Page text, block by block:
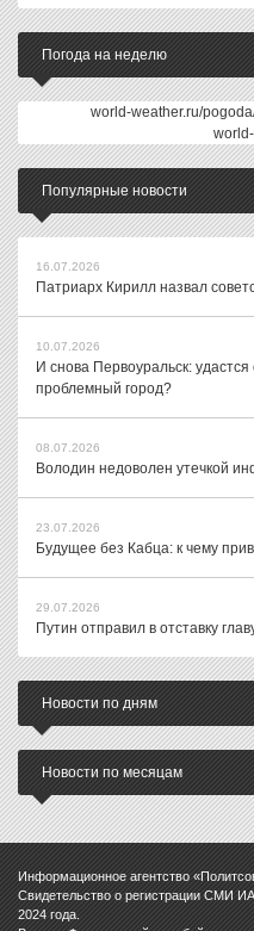
Погода на неделю
world-weather.ru/
Популярные новости
16.07.2026
Патриарх Кирилл назвал
10.07.2026
И снова Первоуральск:
проблемный город?
08.07.2026
Володин недоволен утечкой
23.07.2026
Будущее без Кабца: к чему
29.07.2026
Путин отправил в отставку
Новости по дням
Новости по месяцам
Информационное агентство
Свидетельство о регистрации СМИ
2024 года.